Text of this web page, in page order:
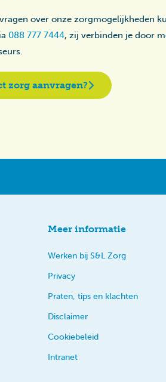
over onze zorgmogelijkheden
088 777 7444, zij verbinden je door
zorg aanvragen?
Meer informatie
Werken bij S&L Zorg
Privacy
Praten, tips en klachten
Disclaimer
Cookiebeleid
Intranet